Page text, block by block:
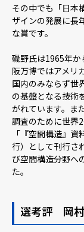
その中でも「日本
ザインの発展に長
な賞です。
磯野氏は1965年
阪万博ではアメリ
国内のみならず世
の基盤となる技術
がれています。ま
調査のために世界
「『空間構造』
行）として刊行さ
び空間構造分野へ
た。
選考評 岡村